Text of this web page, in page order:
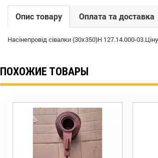
Опис товару Оплата та доставка
Насінепровід сівалки (30х350)Н 127.14.000-
ПОХОЖИЕ ТОВАРЫ